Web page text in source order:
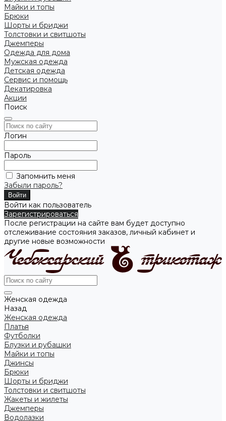
Майки и топы
Брюки
Шорты и бриджи
Толстовки и свитшоты
Джемперы
Одежда для дома
Мужская одежда
Детская одежда
Сервис и помощь
Декатировка
Акции
Поиск
Логин
Пароль
Запомнить меня
Забыли пароль?
Войти как пользователь
Зарегистрироваться
После регистрации на сайте вам будет доступно
отслеживание состояния заказов, личный кабинет и
другие новые возможности
Женская одежда
Назад
Женская одежда
Платья
Футболки
Блузки и рубашки
Майки и топы
Джинсы
Брюки
Шорты и бриджи
Толстовки и свитшоты
Жакеты и жилеты
Джемперы
Водолазки